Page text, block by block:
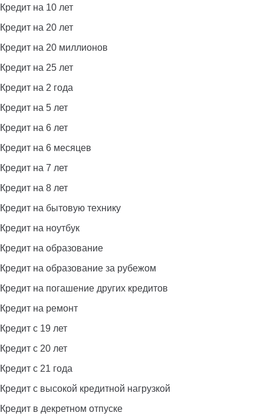
Кредит на 10 лет
Кредит на 20 лет
Кредит на 20 миллионов
Кредит на 25 лет
Кредит на 2 года
Кредит на 5 лет
Кредит на 6 лет
Кредит на 6 месяцев
Кредит на 7 лет
Кредит на 8 лет
Кредит на бытовую технику
Кредит на ноутбук
Кредит на образование
Кредит на образование за рубежом
Кредит на погашение других кредитов
Кредит на ремонт
Кредит с 19 лет
Кредит с 20 лет
Кредит с 21 года
Кредит с высокой кредитной нагрузкой
Кредит в декретном отпуске